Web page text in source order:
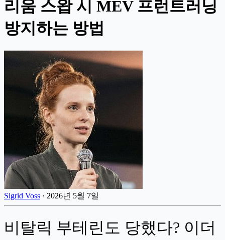
리움 스왑 시 MEV 프런트러닝
방지하는 방법
Sigrid Voss · 2026년 5월 7일
비탈릭 부테린도 당했다? 이더